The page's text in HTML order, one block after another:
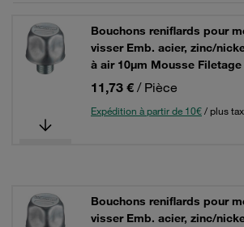
Bouchons reniflards pour
visser Emb. acier, zinc/
à air 10µm Mousse Filetage
11,73 € / Pièce
Expédition à partir de 10€/ plus
Bouchons reniflards pour
visser Emb. acier, zinc/